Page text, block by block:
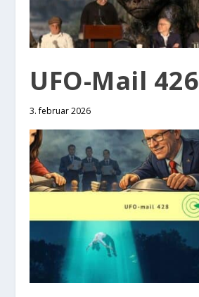
UFO-Mail 426
3. februar 2026